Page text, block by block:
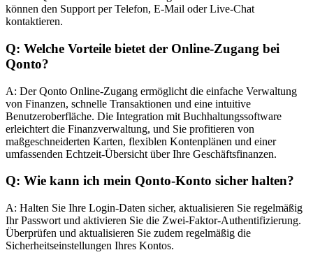
können den Support per Telefon, E-Mail oder Live-Chat
kontaktieren.
Q: Welche Vorteile bietet der Online-Zugang bei
Qonto?
A: Der Qonto Online-Zugang ermöglicht die einfache Verwaltung
von Finanzen, schnelle Transaktionen und eine intuitive
Benutzeroberfläche. Die Integration mit Buchhaltungssoftware
erleichtert die Finanzverwaltung, und Sie profitieren von
maßgeschneiderten Karten, flexiblen Kontenplänen und einer
umfassenden Echtzeit-Übersicht über Ihre Geschäftsfinanzen.
Q: Wie kann ich mein Qonto-Konto sicher halten?
A: Halten Sie Ihre Login-Daten sicher, aktualisieren Sie regelmäßig
Ihr Passwort und aktivieren Sie die Zwei-Faktor-Authentifizierung.
Überprüfen und aktualisieren Sie zudem regelmäßig die
Sicherheitseinstellungen Ihres Kontos.